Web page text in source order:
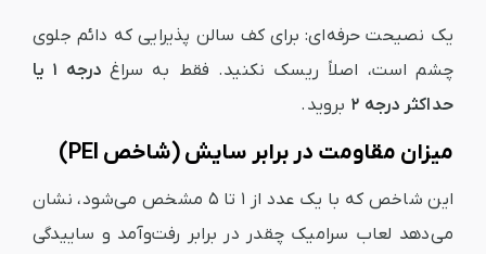
یک نصیحت حرفه‌ای: برای کف سالن پذیرایی که دائم جلوی
چشم است، اصلاً ریسک نکنید. فقط به سراغ
درجه ۱ یا
حداکثر درجه ۲
بروید.
میزان مقاومت در برابر سایش (شاخص PEI)
این شاخص که با یک عدد از ۱ تا ۵ مشخص می‌شود، نشان
می‌دهد لعاب سرامیک چقدر در برابر رفت‌وآمد و ساییدگی